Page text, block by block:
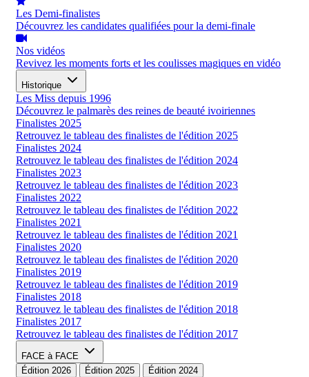
Les Demi-finalistes
Découvrez les candidates qualifiées pour la demi-finale
Nos vidéos
Revivez les moments forts et les coulisses magiques en vidéo
Historique
Les Miss depuis 1996
Découvrez le palmarès des reines de beauté ivoiriennes
Finalistes 2025
Retrouvez le tableau des finalistes de l'édition 2025
Finalistes 2024
Retrouvez le tableau des finalistes de l'édition 2024
Finalistes 2023
Retrouvez le tableau des finalistes de l'édition 2023
Finalistes 2022
Retrouvez le tableau des finalistes de l'édition 2022
Finalistes 2021
Retrouvez le tableau des finalistes de l'édition 2021
Finalistes 2020
Retrouvez le tableau des finalistes de l'édition 2020
Finalistes 2019
Retrouvez le tableau des finalistes de l'édition 2019
Finalistes 2018
Retrouvez le tableau des finalistes de l'édition 2018
Finalistes 2017
Retrouvez le tableau des finalistes de l'édition 2017
FACE à FACE
Édition 2026
Édition 2025 Édition 2024